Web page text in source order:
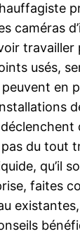
caméras
usés,
en
du tout
qu’il
faites